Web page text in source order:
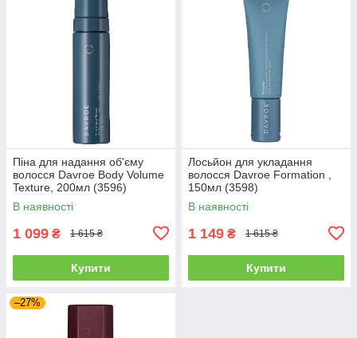
Піна для надання об'єму
волосся Davroe Body Volume
Texture, 200мл (3596)
В наявності
1 099 ₴ 1 615 ₴
Купити
Лосьйон для укладання
волосся Davroe Formation ,
150мл (3598)
В наявності
1 149 ₴ 1 615 ₴
Купити
–27%